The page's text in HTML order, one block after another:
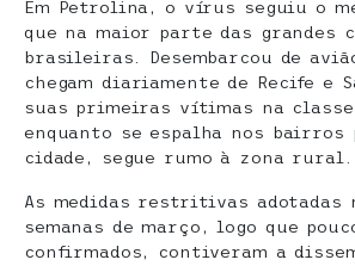
Em Petrolina, o vírus seguiu o
que na maior parte das grandes
brasileiras. Desembarcou de
chegam diariamente de Recife e
suas primeiras vítimas na classe
enquanto se espalha nos bairros
cidade, segue rumo à zona rural.
As medidas restritivas adotadas
semanas de março, logo que
confirmados, contiveram a